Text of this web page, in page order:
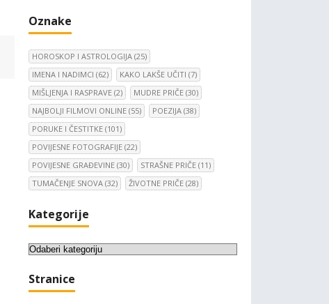
Oznake
HOROSKOP I ASTROLOGIJA (25)
IMENA I NADIMCI (62) KAKO LAKŠE UČITI (7)
MIŠLJENJA I RASPRAVE (2) MUDRE PRIČE (30)
NAJBOLJI FILMOVI ONLINE (55) POEZIJA (38)
PORUKE I ČESTITKE (101)
POVIJESNE FOTOGRAFIJE (22)
POVIJESNE GRAĐEVINE (30) STRAŠNE PRIČE (11)
TUMAČENJE SNOVA (32) ŽIVOTNE PRIČE (28)
Kategorije
K
t
Stranice